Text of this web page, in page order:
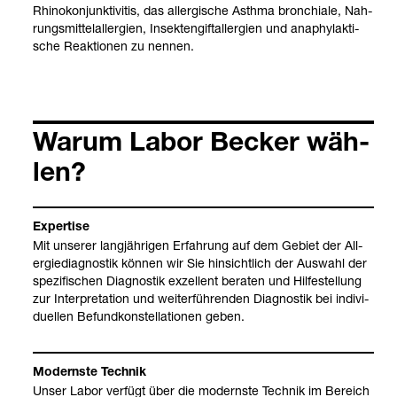
Rhi­no­kon­junk­ti­vi­tis, das all­er­gi­sche Asthma bron­chiale, Nah­
rungs­mit­tel­all­er­gien, Insek­ten­gift­all­er­gien und ana­phy­lak­ti­
sche Reak­tio­nen zu nen­nen.
Warum Labor Becker wäh­
len?
Exper­tise
Mit unse­rer lang­jäh­ri­gen Erfah­rung auf dem Gebiet der All­
er­gie­dia­gnos­tik kön­nen wir Sie hin­sicht­lich der Aus­wahl der
spe­zi­fi­schen Dia­gnos­tik exzel­lent bera­ten und Hil­fe­stel­lung
zur Inter­pre­ta­tion und wei­ter­füh­ren­den Dia­gnos­tik bei indi­vi­
du­el­len Befund­kon­stel­la­tio­nen geben.
Modernste Tech­nik
Unser Labor ver­fügt über die modernste Tech­nik im Bereich